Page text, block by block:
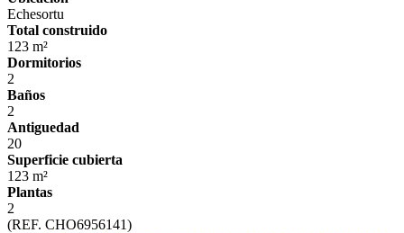
Echesortu
Total construido
123 m²
Dormitorios
2
Baños
2
Antiguedad
20
Superficie cubierta
123 m²
Plantas
2
(REF. CHO6956141)